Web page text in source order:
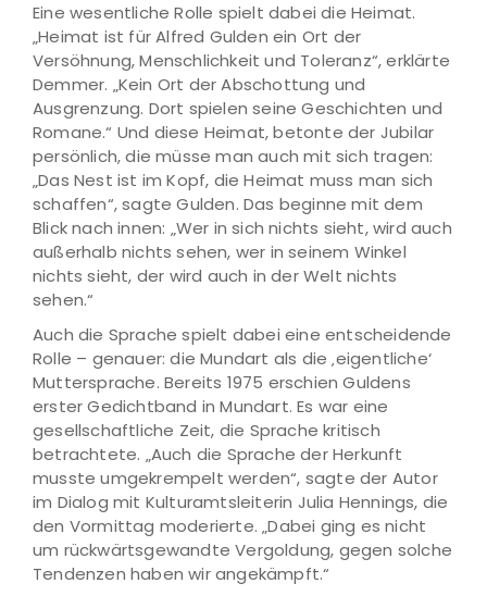
Eine wesentliche Rolle spielt dabei die Heimat.
„Heimat ist für Alfred Gulden ein Ort der
Versöhnung, Menschlichkeit und Toleranz“, erklärte
Demmer. „Kein Ort der Abschottung und
Ausgrenzung. Dort spielen seine Geschichten und
Romane.“ Und diese Heimat, betonte der Jubilar
persönlich, die müsse man auch mit sich tragen:
„Das Nest ist im Kopf, die Heimat muss man sich
schaffen“, sagte Gulden. Das beginne mit dem
Blick nach innen: „Wer in sich nichts sieht, wird auch
außerhalb nichts sehen, wer in seinem Winkel
nichts sieht, der wird auch in der Welt nichts
sehen.“
Auch die Sprache spielt dabei eine entscheidende
Rolle – genauer: die Mundart als die ‚eigentliche‘
Muttersprache. Bereits 1975 erschien Guldens
erster Gedichtband in Mundart. Es war eine
gesellschaftliche Zeit, die Sprache kritisch
betrachtete. „Auch die Sprache der Herkunft
musste umgekrempelt werden“, sagte der Autor
im Dialog mit Kulturamtsleiterin Julia Hennings, die
den Vormittag moderierte. „Dabei ging es nicht
um rückwärtsgewandte Vergoldung, gegen solche
Tendenzen haben wir angekämpft.“